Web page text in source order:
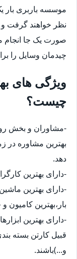
موسسه باربری بار
نظر خواهند گرفت
صورت یک جا انجام
چیدمان وسایل را
ویژگی های
چیست؟
-مشاوران و بخش
بهترین مشاوره در
دهد.
-دارای بهترین
-دارای بهترین
بار،بهترین کامیون
-دارای بهترین
قبیل کارتن بسته
و...)باشند.